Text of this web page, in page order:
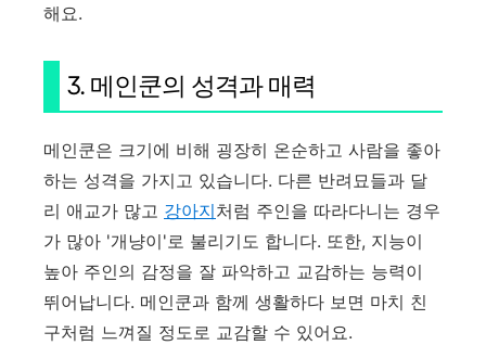
해요.
3. 메인쿤의 성격과 매력
메인쿤은 크기에 비해 굉장히 온순하고 사람을 좋아
하는 성격을 가지고 있습니다. 다른 반려묘들과 달
리 애교가 많고 강아지처럼 주인을 따라다니는 경우
가 많아 '개냥이'로 불리기도 합니다. 또한, 지능이
높아 주인의 감정을 잘 파악하고 교감하는 능력이
뛰어납니다. 메인쿤과 함께 생활하다 보면 마치 친
구처럼 느껴질 정도로 교감할 수 있어요.